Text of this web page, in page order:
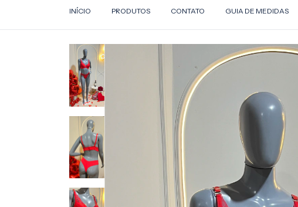
INÍCIO PRODUTOS CONTATO GUIA DE MEDIDAS